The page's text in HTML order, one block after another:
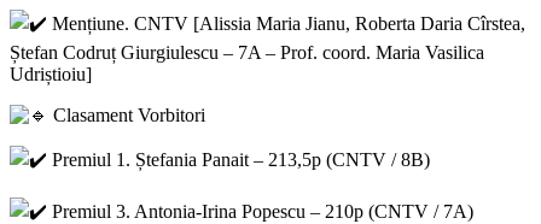
Mențiune. CNTV [Alissia Maria Jianu, Roberta Daria Cîrstea,
Ștefan Codruț Giurgiulescu – 7A – Prof. coord. Maria Vasilica
Udriștioiu]
Clasament Vorbitori
Premiul 1. Ștefania Panait – 213,5p (CNTV / 8B)
Premiul 3. Antonia-Irina Popescu – 210p (CNTV / 7A)